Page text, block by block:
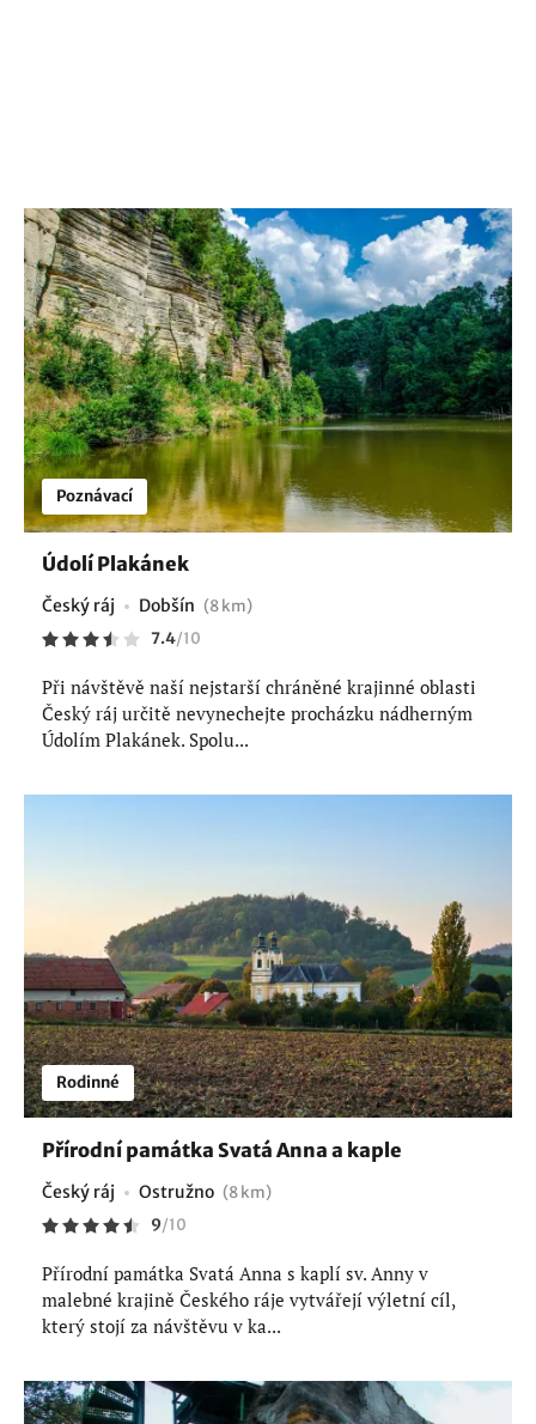
Poznávací
Údolí Plakánek
Český ráj Dobšín (8 km)
7.4/10
Při návštěvě naší nejstarší chráněné krajinné oblasti
Český ráj určitě nevynechejte procházku nádherným
Údolím Plakánek. Spolu...
Rodinné
Přírodní památka Svatá Anna a kaple
Český ráj Ostružno (8 km)
9/10
Přírodní památka Svatá Anna s kaplí sv. Anny v
malebné krajině Českého ráje vytvářejí výletní cíl,
který stojí za návštěvu v ka...